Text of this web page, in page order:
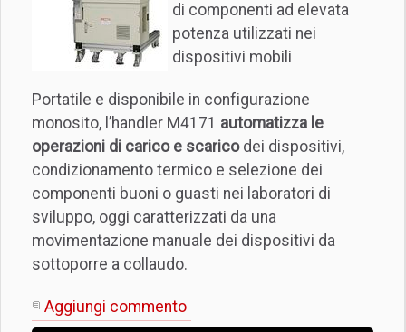
di componenti ad elevata
potenza utilizzati nei
dispositivi mobili
Portatile e disponibile in configurazione
monosito, l’handler M4171 automatizza le
operazioni di carico e scaricodei dispositivi,
condizionamento termico e selezione dei
componenti buoni o guasti nei laboratori di
sviluppo, oggi caratterizzati da una
movimentazione manuale dei dispositivi da
sottoporre a collaudo.
Aggiungi commento